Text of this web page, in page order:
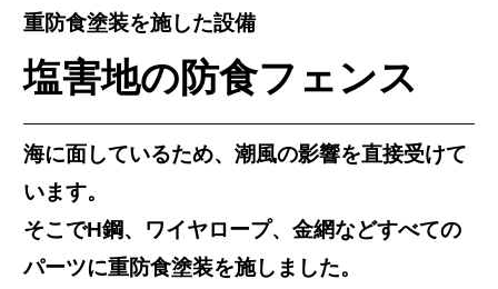
重防食塗装を施した設備
塩害地の防食フェンス
海に面しているため、潮風の影響を直接受けて
います。
そこでH鋼、ワイヤロープ、金網などすべての
パーツに重防食塗装を施しました。